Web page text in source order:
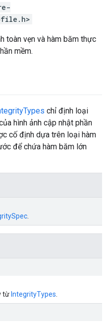
toàn vẹn và hàm băm thực
mềm.
chỉ định loại
hình ảnh cập nhật phần
cố định dựa trên loại hàm
để chứa hàm băm lớn
từ IntegrityTypes